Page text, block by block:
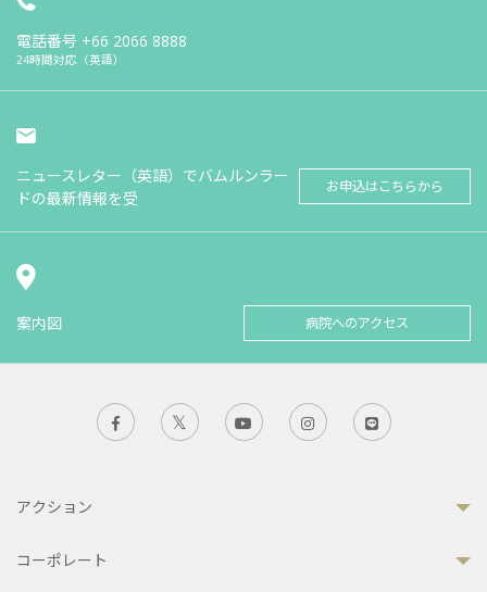
電話番号 +66 2066 8888
24時間対応（英語）
ニュースレター（英語）でバムルンラー
ドの最新情報を受
お申込はこちらから
案内図 病院へのアクセス
アクション
コーポレート